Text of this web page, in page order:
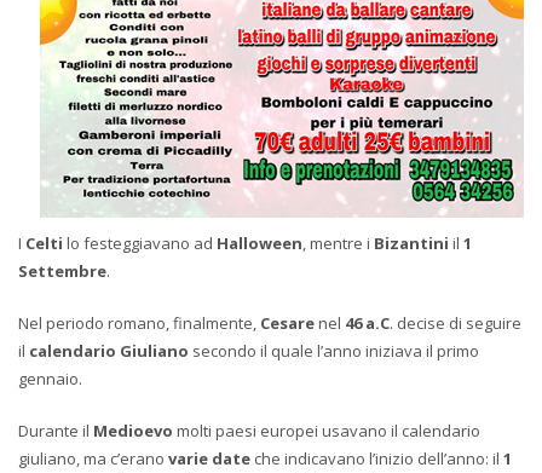
I Celti lo festeggiavano ad Halloween , mentre i Bizantini il 1
Settembre.
Nel periodo romano, finalmente, Cesarenel 46 a.C. decise di seguire
il calendario Giuliano secondo il quale l’anno iniziava il primo
gennaio.
Durante il Medioevo molti paesi europei usavano il calendario
giuliano, ma c’erano varie date che indicavano l’inizio dell’anno: il 1